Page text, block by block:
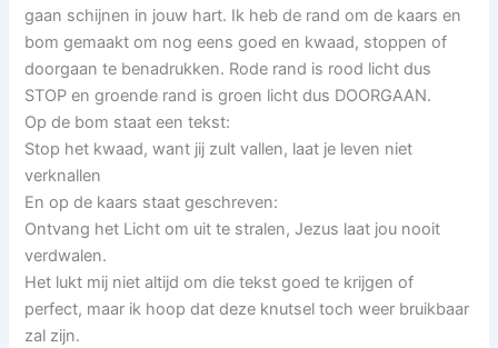
gaan schijnen in jouw hart. Ik heb de rand om de kaars en
bom gemaakt om nog eens goed en kwaad, stoppen of
doorgaan te benadrukken. Rode rand is rood licht dus
STOP en groende rand is groen licht dus DOORGAAN.
Op de bom staat een tekst:
Stop het kwaad, want jij zult vallen, laat je leven niet
verknallen
En op de kaars staat geschreven:
Ontvang het Licht om uit te stralen, Jezus laat jou nooit
verdwalen.
Het lukt mij niet altijd om die tekst goed te krijgen of
perfect, maar ik hoop dat deze knutsel toch weer bruikbaar
zal zijn.